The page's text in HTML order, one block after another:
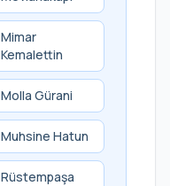
Mimar
Kemalettin
Molla Gürani
Muhsine Hatun
Rüstempaşa